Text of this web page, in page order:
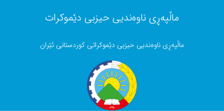
ماڵپەڕی ناوەندیی حیزبی دێموکرات
ماڵپەڕی ناوەندیی حیزبی دێموکراتی کوردستانی ئێران